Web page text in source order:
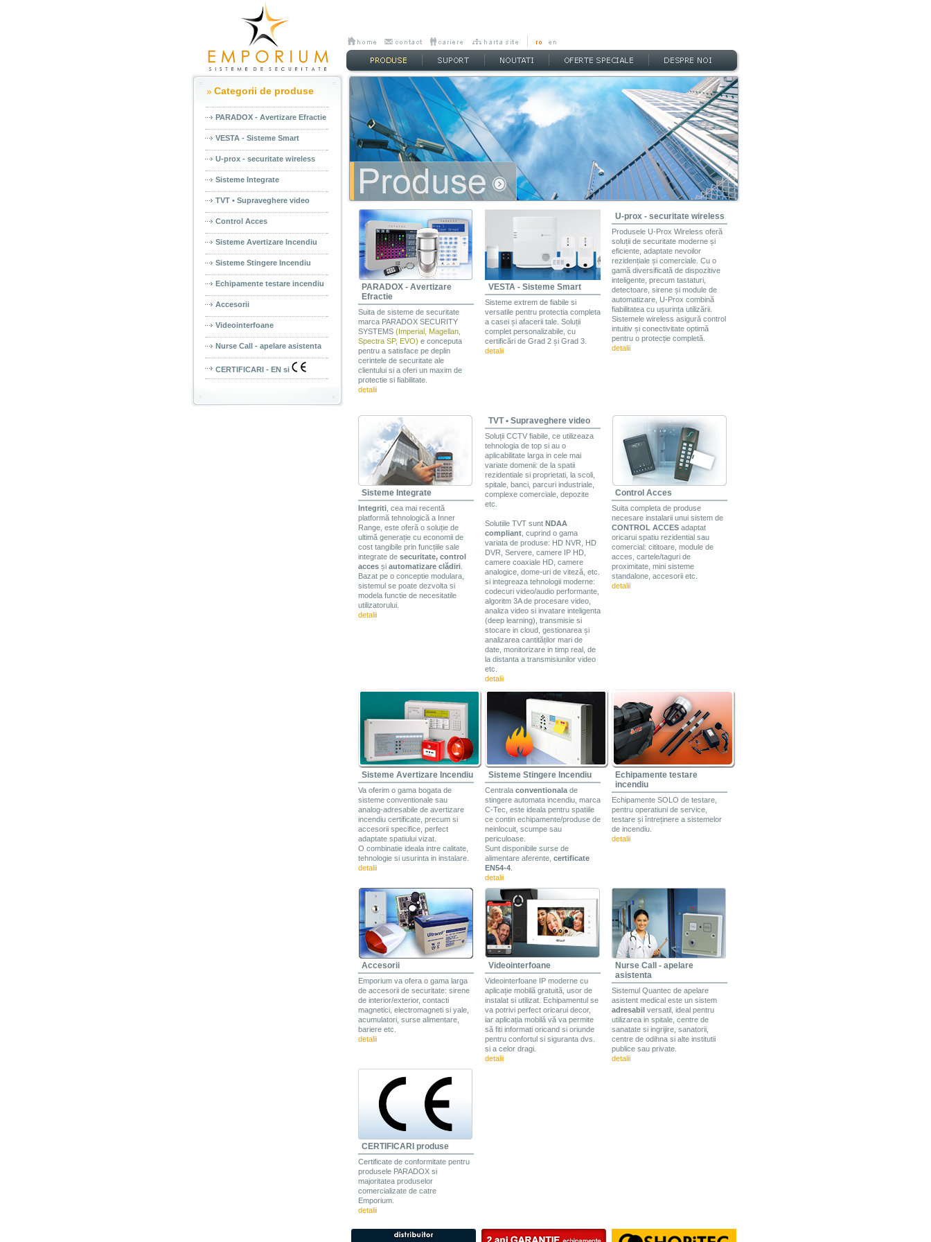
Categorii de produse
PARADOX - Avertizare Efractie
VESTA - Sisteme Smart
U-prox - securitate wireless
Sisteme Integrate
TVT • Supraveghere video
Control Acces
Sisteme Avertizare Incendiu
Sisteme Stingere Incendiu
Echipamente testare incendiu
Accesorii
Videointerfoane
Nurse Call - apelare asistenta
CERTIFICARI - EN si
PARADOX - Avertizare
Efractie
Suita de sisteme de securitate
marca PARADOX SECURITY
SYSTEMS (Imperial, Magellan,
Spectra SP, EVO) e conceputa
pentru a satisface pe deplin
cerintele de securitate ale
clientului si a oferi un maxim de
protectie si fiabilitate.
detalii
VESTA - Sisteme Smart
Sisteme extrem de fiabile si
versatile pentru protectia completa
a casei și afacerii tale. Soluții
complet personalizabile, cu
certificări de Grad 2 și Grad 3.
detalii
U-prox - securitate wireless
Produsele U-Prox Wireless oferă
soluții de securitate moderne și
eficiente, adaptate nevoilor
rezidențiale și comerciale. Cu o
gamă diversificată de dispozitive
inteligente, precum tastaturi,
detectoare, sirene și module de
automatizare, U-Prox combină
fiabilitatea cu ușurința utilizării.
Sistemele wireless asigură control
intuitiv și conectivitate optimă
pentru o protecție completă.
detalii
Sisteme Integrate
Integriti, cea mai recentă
platformă tehnologică a Inner
Range, este oferă o soluție de
ultimă generație cu economii de
cost tangibile prin funcțiile sale
integrate de securitate, control
acces și automatizare clădiri.
Bazat pe o conceptie modulara,
sistemul se poate dezvolta si
modela functie de necesitatile
utilizatorului.
detalii
TVT • Supraveghere video
Soluții CCTV fiabile, ce utilizeaza
tehnologia de top si au o
aplicabilitate larga in cele mai
variate domenii: de la spatii
rezidentiale si proprietati, la scoli,
spitale, banci, parcuri industriale,
complexe comerciale, depozite
etc.
Solutiile TVT sunt NDAA
compliant, cuprind o gama
variata de produse: HD NVR, HD
DVR, Servere, camere IP HD,
camere coaxiale HD, camere
analogice, dome-uri de viteză, etc.
si integreaza tehnologii moderne:
codecuri video/audio performante,
algoritm 3A de procesare video,
analiza video si invatare inteligenta
(deep learning), transmisie si
stocare in cloud, gestionarea și
analizarea cantităților mari de
date, monitorizare in timp real, de
la distanta a transmisiunilor video
etc.
detalii
Control Acces
Suita completa de produse
necesare instalarii unui sistem de
CONTROL ACCESadaptat
oricarui spatiu rezidential sau
comercial: cititoare, module de
acces, cartele/taguri de
proximitate, mini sisteme
standalone, accesorii etc.
detalii
Sisteme Avertizare Incendiu
Va oferim o gama bogata de
sisteme conventionale sau
analog-adresabile de avertizare
incendiu certificate, precum si
accesorii specifice, perfect
adaptate spatiului vizat.
O combinatie ideala intre calitate,
tehnologie si usurinta in instalare.
detalii
Sisteme Stingere Incendiu
Centrala conventionalade
stingere automata incendiu, marca
C-Tec, este ideala pentru spatiile
ce contin echipamente/produse de
neinlocuit, scumpe sau
periculoase.
Sunt disponibile surse de
alimentare aferente, certificate
EN54-4.
detalii
Echipamente testare
incendiu
Echipamente SOLO de testare,
pentru operatiuni de service,
testare și întreținere a sistemelor
de incendiu.
detalii
Accesorii
Emporium va ofera o gama larga
de accesorii de securitate: sirene
de interior/exterior, contacti
magnetici, electromagneti si yale,
acumulatori, surse alimentare,
bariere etc.
detalii
Videointerfoane
Videointerfoane IP moderne cu
aplicație mobilă gratuită, usor de
instalat si utilizat. Echipamentul se
va potrivi perfect oricarui decor,
iar aplicația mobilă vă va permite
să fiti informati oricand si oriunde
pentru confortul si siguranta dvs.
si a celor dragi.
detalii
Nurse Call - apelare
asistenta
Sistemul Quantec de apelare
asistent medical este un sistem
adresabil versatil, ideal pentru
utilizarea in spitale, centre de
sanatate si ingrijire, sanatorii,
centre de odihna si alte institutii
publice sau private.
detalii
CERTIFICARI produse
Certificate de conformitate pentru
produsele PARADOX si
majoritatea produselor
comercializate de catre
Emporium.
detalii